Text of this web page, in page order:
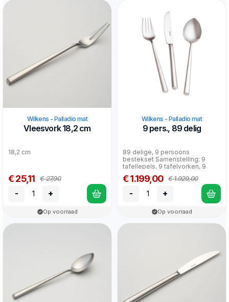
Wilkens - Palladio mat
Vleesvork 18,2 cm
18,2 cm
€ 25,11 € 27,90
- +
Op voorraad
Wilkens - Palladio mat
9 pers., 89 delig
89 delige, 9 persoons
bestekset Samenstelling: 9
tafellepels, 9 tafelvorken, 9
€ 1.199,00 € 1.929,00
- +
Op voorraad